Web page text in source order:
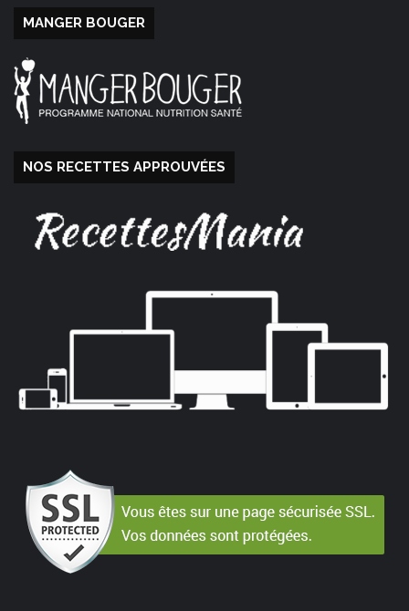
MANGER BOUGER
NOS RECETTES APPROUVÉES